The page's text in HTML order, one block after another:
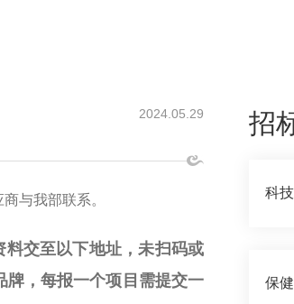
2024.05.29
与我部联系。
料交至以下地址，未扫码或
牌，每报一个项目需提交一
招
科
保